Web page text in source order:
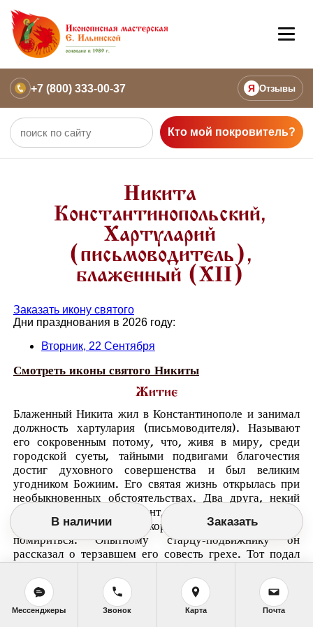
+7 (800) 333-00-37 Я Отзывы
Кто мой покровитель?
Никита
Константинопольский,
Хартуларий
(письмоводитель),
блаженный (ХII)
Заказать икону святого
Дни празднования в 2026 году:
Вторник, 22 Сентября
Смотреть иконы святого Никиты
Житие
Блаженный Никита жил в Константинополе и занимал
должность хартулария (письмоводителя). Называют
его сокровенным потому, что, живя в миру, среди
городской суеты, тайными подвигами благочестия
достиг духовного совершенства и был великим
угодником Божиим. Его святая жизнь открылась при
необыкновенных обстоятельствах. Два друга, некий
священник и диакон Созонт, поссорились. Священник
умер, и диакон очень скорбел, что они не успели
помириться. Опытному старцу-подвижнику он
рассказал о терзавшем его совесть грехе. Тот подал
встретит в полночь у храма Святой Софии
Премудрости Божией. Им оказался святой Никита-
хартуларий. Прочитав письмо, он заплакал и сказал,
В наличии Заказать
Мессенджеры Звонок Карта Почта